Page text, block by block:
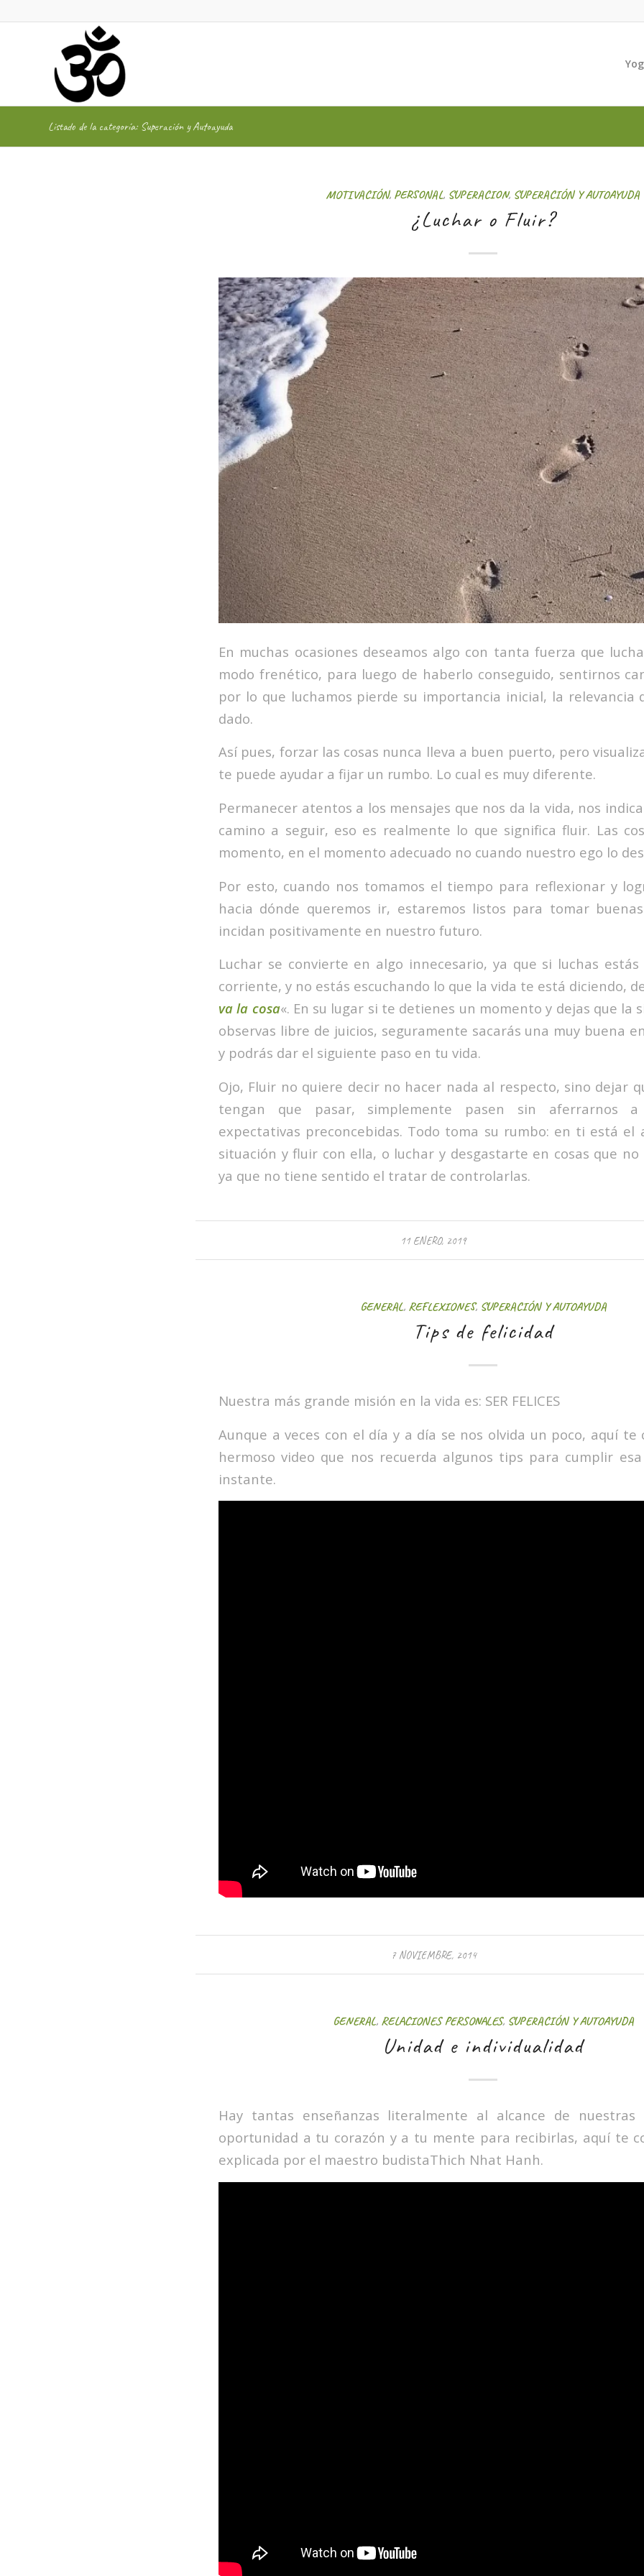
Listado de la categoría: Superación y Autoayuda
MOTIVACIÓN, PERSONAL, SUPERACION, SUPERACIÓN Y AUTOAYUDA
¿Luchar o Fluir?
En muchas ocasiones deseamos algo con tanta fuerza que
modo frenético, para luego de haberlo conseguido, sentirnos
por lo que luchamos pierde su importancia inicial, la relevancia
dado.
Así pues, forzar las cosas nunca lleva a buen puerto, pero
te puede ayudar a fijar un rumbo. Lo cual es muy diferente.
Permanecer atentos a los mensajes que nos da la vida, nos
camino a seguir, eso es realmente lo que significa fluir. Las
momento, en el momento adecuado no cuando nuestro ego lo
Por esto, cuando nos tomamos el tiempo para reflexionar y
hacia dónde queremos ir, estaremos listos para tomar
incidan positivamente en nuestro futuro.
Luchar se convierte en algo innecesario, ya que si luchas
corriente, y no estás escuchando lo que la vida te está diciendo,
va la cosa«. En su lugar si te detienes un momento y dejas que la
observas libre de juicios, seguramente sacarás una muy buena
y podrás dar el siguiente paso en tu vida.
Ojo, Fluir no quiere decir no hacer nada al respecto, sino dejar
tengan que pasar, simplemente pasen sin aferrarnos
expectativas preconcebidas. Todo toma su rumbo: en ti está el
situación y fluir con ella, o luchar y desgastarte en cosas que no
ya que no tiene sentido el tratar de controlarlas.
11 ENERO, 2019
GENERAL, REFLEXIONES, SUPERACIÓN Y AUTOAYUDA
Tips de felicidad
Nuestra más grande misión en la vida es: SER FELICES
Aunque a veces con el día y a día se nos olvida un poco, aquí te
hermoso video que nos recuerda algunos tips para cumplir
instante.
7 NOVIEMBRE, 2014
GENERAL, RELACIONES PERSONALES, SUPERACIÓN Y AUTOAYUDA
Unidad e individualidad
Hay tantas enseñanzas literalmente al alcance de nuestras
oportunidad a tu corazón y a tu mente para recibirlas, aquí te
explicada por el maestro budistaThich Nhat Hanh.